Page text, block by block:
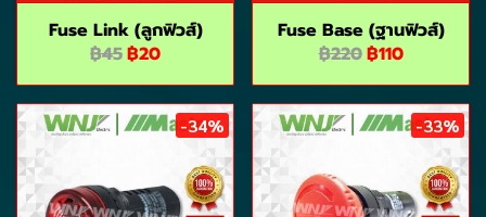
Fuse Link (ลูกฟิวส์)
฿45฿20
Fuse Base (ฺฐานฟิวส์)
฿220฿110
-34% -33%